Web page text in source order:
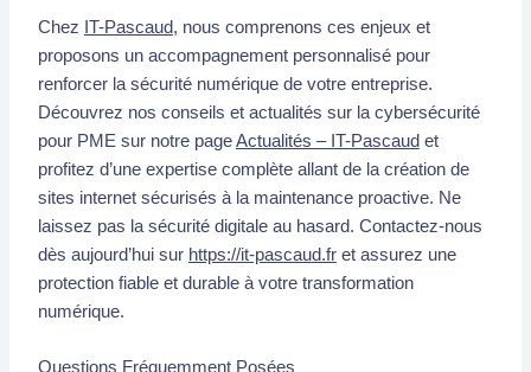
Chez IT-Pascaud, nous comprenons ces enjeux et
proposons un accompagnement personnalisé pour
renforcer la sécurité numérique de votre entreprise.
Découvrez nos conseils et actualités sur la cybersécurité
pour PME sur notre pageActualités – IT-Pascaud et
profitez d’une expertise complète allant de la création de
sites internet sécurisés à la maintenance proactive. Ne
laissez pas la sécurité digitale au hasard. Contactez-nous
dès aujourd’hui sur https://it-pascaud.fret assurez une
protection fiable et durable à votre transformation
numérique.
Questions Fréquemment Posées